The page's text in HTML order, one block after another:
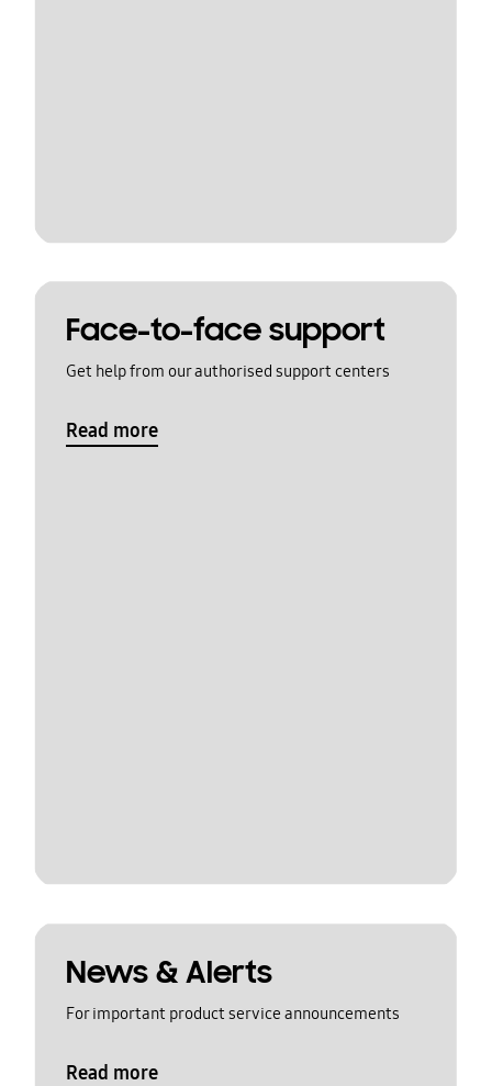
Face-to-face support
Get help from our authorised support centers
Read more
News & Alerts
For important product service announcements
Read more